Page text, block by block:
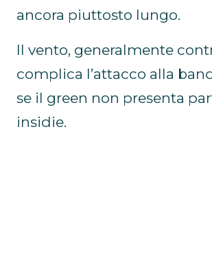
ancora piuttosto lungo.
Il vento, generalmente
complica l’attacco alla
se il green non presenta
insidie.